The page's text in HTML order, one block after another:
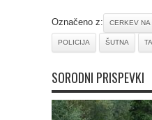
Označeno z: CERKEV NA
POLICIJA ŠUTNA
SORODNI PRISPEVKI